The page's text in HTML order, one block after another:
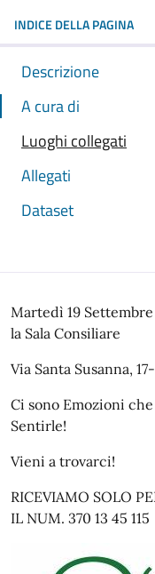
INDICE DELLA PAGINA
Descrizione
A cura di
Luoghi collegati
Allegati
Dataset
Martedì 19
la Sala Consiliare
Via Santa Susanna,
Ci sono Emozioni
Sentirle!
Vieni a trovarci!
RICEVIAMO SOLO
IL NUM. 370 13 45 115